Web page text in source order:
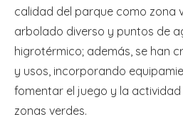
calidad del parque como zona
arbolado diverso y puntos de
higrotérmico; además, se han
y usos, incorporando
fomentar el juego y la
zonas verdes.